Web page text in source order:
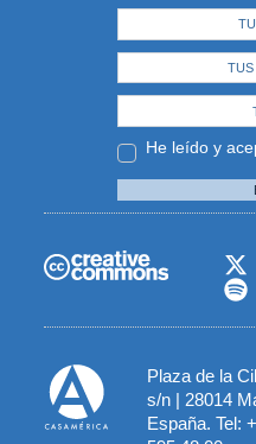
He leído y
Plaza de la
s/n | 28014
España. Tel: